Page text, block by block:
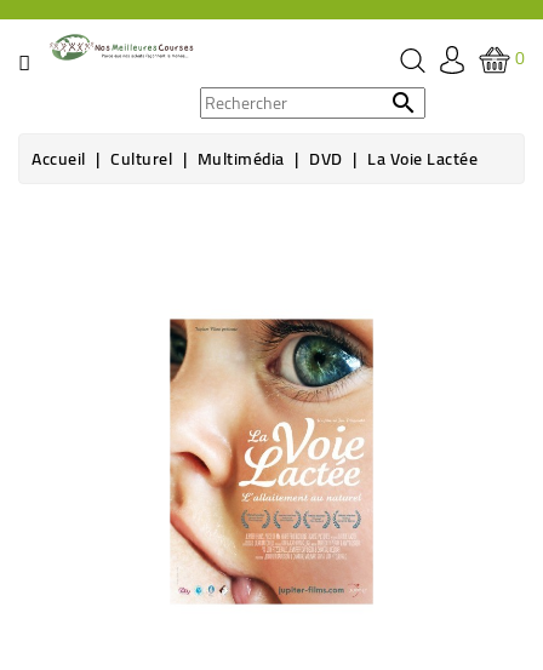
CATÉGORIE
ÉPICERIE
0

Accueil Culturel Multimédia DVD
La Voie Lactée